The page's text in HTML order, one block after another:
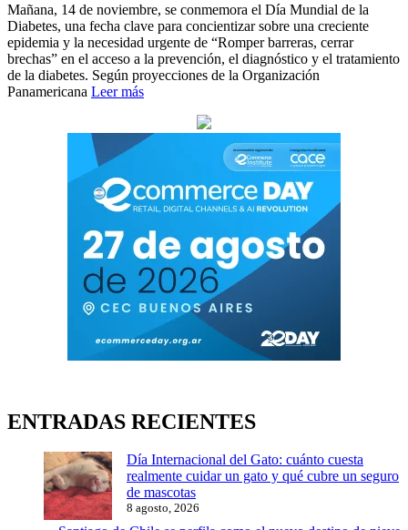
Mañana, 14 de noviembre, se conmemora el Día Mundial de la
Diabetes, una fecha clave para concientizar sobre una creciente
epidemia y la necesidad urgente de “Romper barreras, cerrar
brechas” en el acceso a la prevención, el diagnóstico y el tratamiento
de la diabetes. Según proyecciones de la Organización
Panamericana Leer más
ENTRADAS RECIENTES
Día Internacional del Gato: cuánto cuesta
realmente cuidar un gato y qué cubre un seguro
de mascotas
8 agosto, 2026